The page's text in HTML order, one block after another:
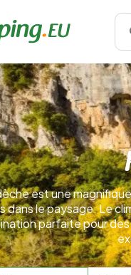
est une
dans le paysage. Le
parfaite pour des